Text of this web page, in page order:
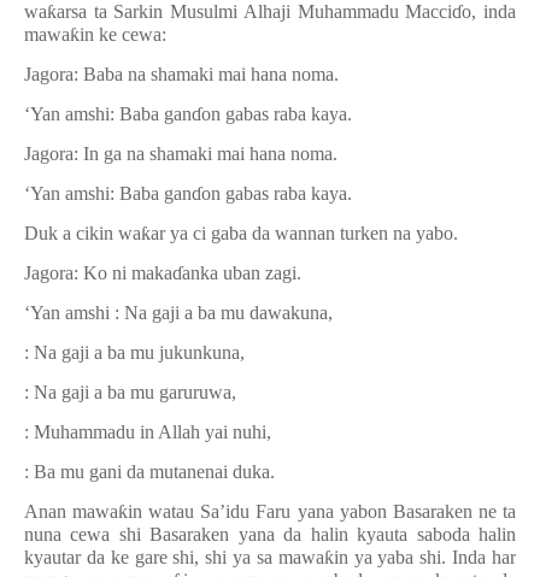
waƙarsa ta Sarkin Musulmi Alhaji Muhammadu Macciɗo, inda
mawaƙin ke cewa:
Jagora: Baba na shamaki mai hana noma.
‘Yan amshi: Baba ganɗon gabas raba kaya.
Jagora: In ga na shamaki mai hana noma.
‘Yan amshi: Baba ganɗon gabas raba kaya.
Duk a cikin waƙar ya ci gaba da wannan turken na yabo.
Jagora: Ko ni makaɗanka uban zagi.
‘Yan amshi : Na gaji a ba mu dawakuna,
: Na gaji a ba mu jukunkuna,
: Na gaji a ba mu garuruwa,
: Muhammadu in Allah yai nuhi,
: Ba mu gani da mutanenai duka.
Anan mawaƙin watau Sa’idu Faru yana yabon Basaraken ne ta
nuna cewa shi Basaraken yana da halin kyauta saboda halin
kyautar da ke gare shi, shi ya sa mawaƙin ya yaba shi. Inda har